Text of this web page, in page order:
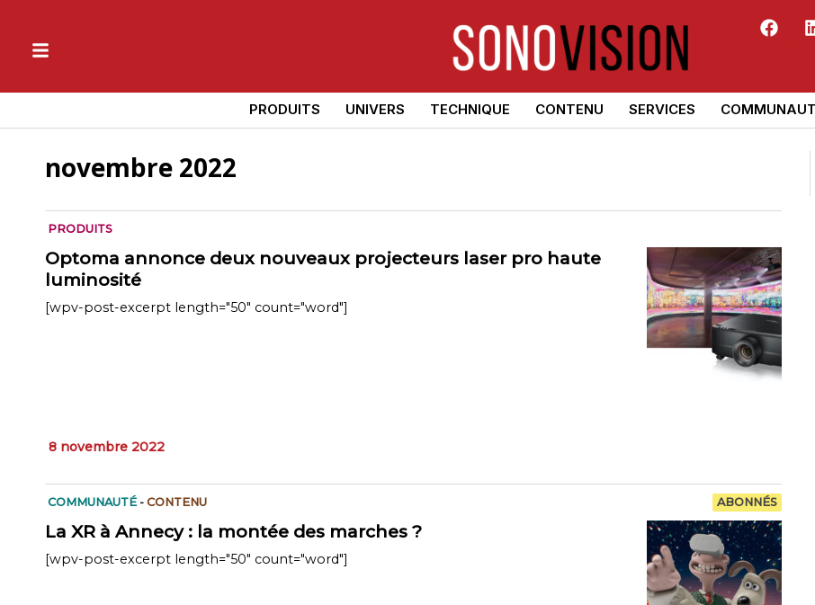
PRODUITS UNIVERS TECHNIQUE CONTENU SERVICES
novembre 2022
PRODUITS
Optoma annonce deux nouveaux projecteurs laser pro haute
luminosité
[wpv-post-excerpt length="50" count="word"]
8 novembre 2022
COMMUNAUTÉ - CONTENU ABONNÉS
La XR à Annecy : la montée des marches ?
[wpv-post-excerpt length="50" count="word"]